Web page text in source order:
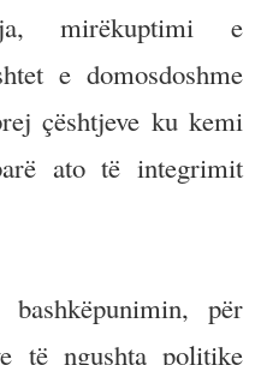
mirëkuptimi e
e domosdoshme
çështjeve ku kemi
ato të integrimit
për
të ngushta politike